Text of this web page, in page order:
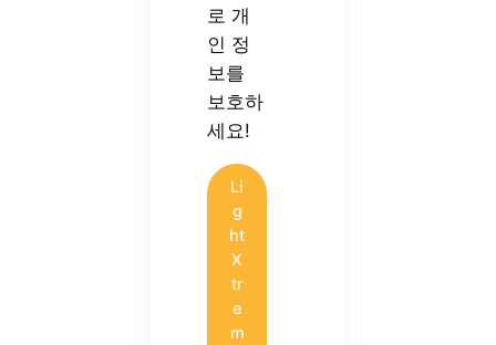
로 개
인 정
보를
보호하
세요!
Li
g
ht
X
tr
e
m